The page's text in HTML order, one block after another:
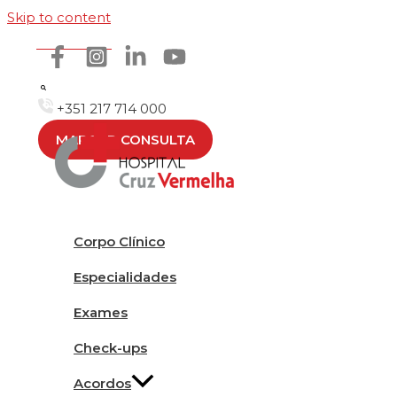
Skip to content
Como chegar
+351 217 714 000
MARCAR CONSULTA
Corpo Clínico
Especialidades
Exames
Check-ups
Acordos